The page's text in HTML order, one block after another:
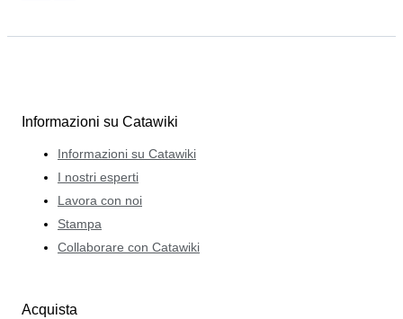
Informazioni su Catawiki
Informazioni su Catawiki
I nostri esperti
Lavora con noi
Stampa
Collaborare con Catawiki
Acquista